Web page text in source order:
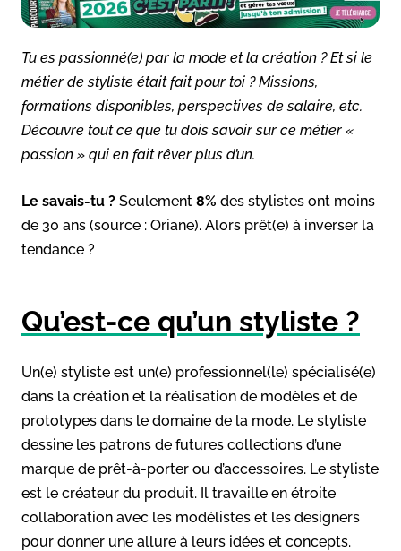
Tu es passionné(e) par la mode et la création ? Et si le
métier de styliste était fait pour toi ? Missions,
formations disponibles, perspectives de salaire, etc.
Découvre tout ce que tu dois savoir sur ce métier «
passion » qui en fait rêver plus d’un.
Le savais-tu ? Seulement 8% des stylistes ont moins
de 30 ans (source : Oriane). Alors prêt(e) à inverser la
tendance ?
Qu’est-ce qu’un styliste ?
Un(e) styliste est un(e) professionnel(le) spécialisé(e)
dans la création et la réalisation de modèles et de
prototypes dans le domaine de la mode. Le styliste
dessine les patrons de futures collections d’une
marque de prêt-à-porter ou d’accessoires. Le styliste
est le créateur du produit. Il travaille en étroite
collaboration avec les modélistes et les designers
pour donner une allure à leurs idées et concepts.